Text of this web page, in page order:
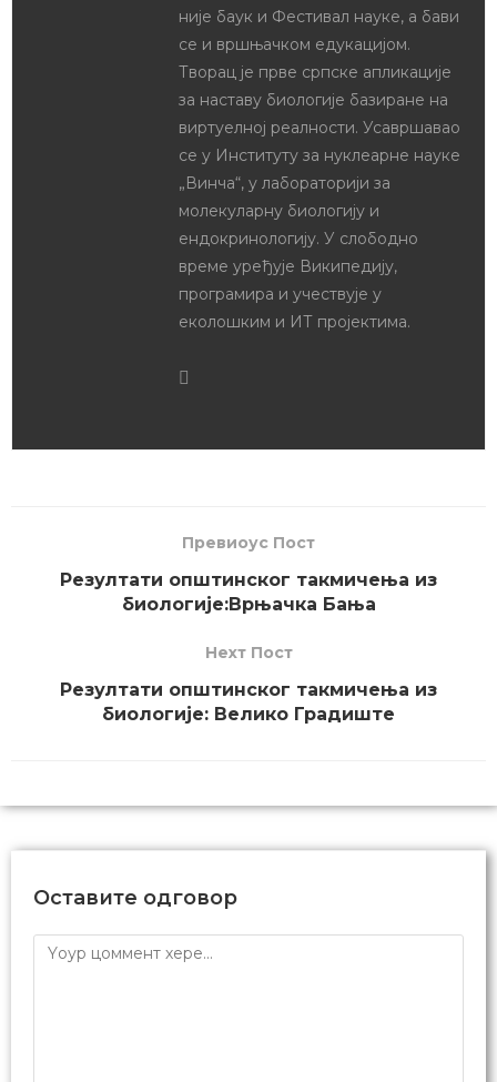
није баук и Фестивал науке, а бави
се и вршњачком едукацијом.
Творац је прве српске апликације
за наставу биологије базиране на
виртуелној реалности. Усавршавао
се у Институту за нуклеарне науке
„Винча“, у лабораторији за
молекуларну биологију и
ендокринологију. У слободно
време уређује Википедију,
програмира и учествује у
еколошким и ИТ пројектима.
Превиоус Пост
Резултати општинског такмичења из
биологије:Врњачка Бања
Неxт Пост
Резултати општинског такмичења из
биологије: Велико Градиште
Оставите одговор